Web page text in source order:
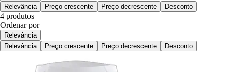
Relevância
Preço crescente Preço decrescente Desconto
4 produtos
Ordenar por
Relevância
Relevância
Preço crescente Preço decrescente Desconto